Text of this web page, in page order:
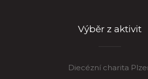
Výběr z aktivit
Diecézní charita